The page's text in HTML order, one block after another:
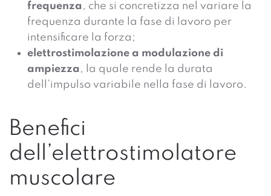
frequenza, che si concretizza nel variare la
frequenza durante la fase di lavoro per
intensificare la forza;
elettrostimolazione a modulazione di
ampiezza, la quale rende la durata
dell’impulso variabile nella fase di lavoro.
Benefici
dell’elettrostimolatore
muscolare